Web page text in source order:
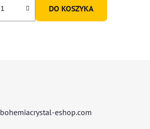
DO KOSZYKA
bohemiacrystal-eshop.com